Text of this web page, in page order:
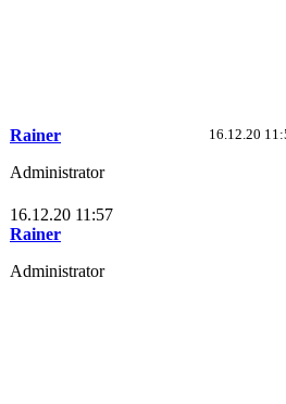
16.12.20
Rainer
Administrator
16.12.20 11:57
Rainer
Administrator